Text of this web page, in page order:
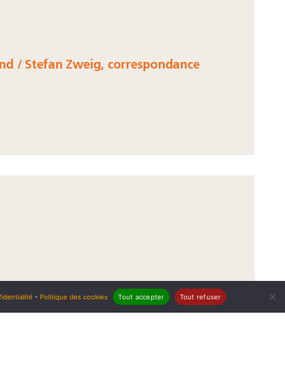
/ Stefan Zweig, correspondance
- Politique des cookies Tout accepter Tout refuser